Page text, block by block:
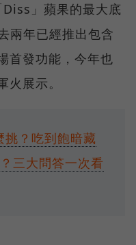
」蘋果的最大底
兩年已經推出包含
首發功能，今年也
展示。
？吃到飽暗藏
三大問答一次看